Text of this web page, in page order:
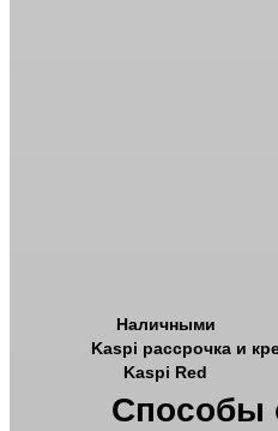
Наличными
Kaspi рассрочка и
Kaspi Red
Способы